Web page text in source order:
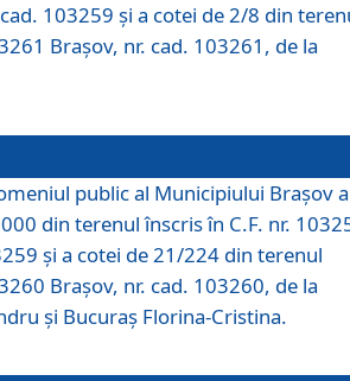
103259 și a cotei de 2/8 din
Brașov, nr. cad. 103261, de la
public al Municipiului Braşov a
din terenul înscris în C.F. nr.
și a cotei de 21/224 din terenul
Brașov, nr. cad. 103260, de la
și Bucuraș Florina-Cristina.